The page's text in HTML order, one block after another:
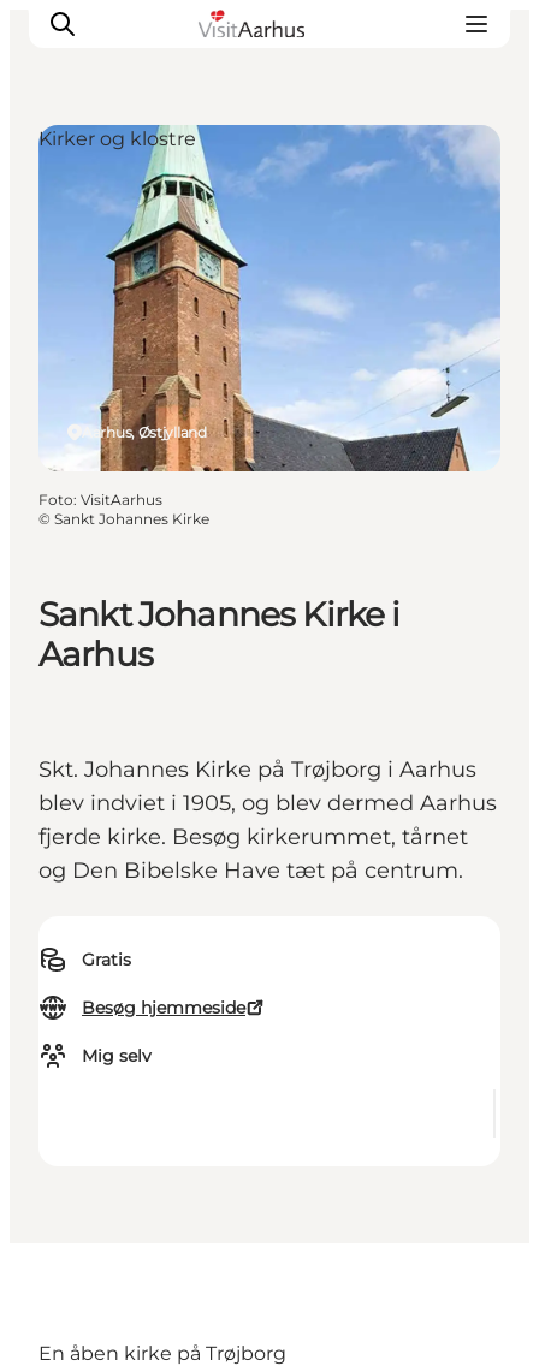
Oplevelser
Kalender
Byer og steder
Planlæg ferien
Transport
Sankt Johannes Kirke i
Aarhus
Skt. Johannes Kirke på Trøjborg i Aarhus
blev indviet i 1905, og blev dermed Aarhus
fjerde kirke. Besøg kirkerummet, tårnet
og Den Bibelske Have tæt på centrum.
Gratis
Besøg hjemmeside
Mig selv
Aarhus, Østjylland
Kirker og klostre
Foto: VisitAarhus
© Sankt Johannes Kirke
En åben kirke på Trøjborg